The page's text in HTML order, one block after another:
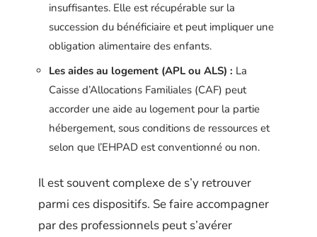
insuffisantes. Elle est récupérable sur la
succession du bénéficiaire et peut impliquer une
obligation alimentaire des enfants.
Les aides au logement (APL ou ALS) : La
Caisse d’Allocations Familiales (CAF) peut
accorder une aide au logement pour la partie
hébergement, sous conditions de ressources et
selon que l’EHPAD est conventionné ou non.
Il est souvent complexe de s’y retrouver
parmi ces dispositifs. Se faire accompagner
par des professionnels peut s’avérer